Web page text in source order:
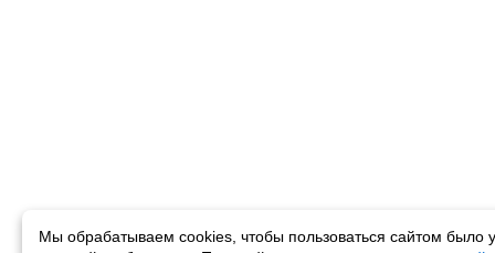
Мы обрабатываем cookies, чтобы пользоваться сайтом было